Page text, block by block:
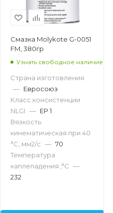
Смазка Molykote G-0051
FM, 380гр
Узнать свободное наличие
Страна изготовления
— Евросоюз
Класс консистенции
NLGI — EP 1
Вязкость
кинематическая при 40
°С, мм2/с — 70
Температура
каплепадения ,°C —
232